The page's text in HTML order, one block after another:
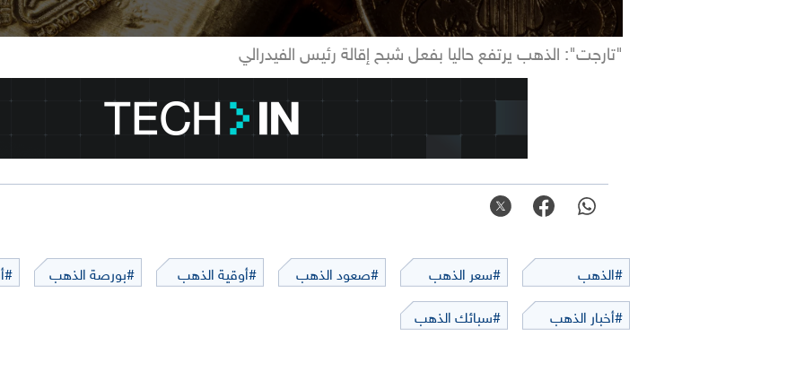
"تارجت": الذهب يرتفع حاليا بفعل شبح إقالة رئيس الفيدرالي
#الذهب #سعر الذهب #صعود الذهب #أوقية الذهب #بورصة الذهب
#أخبار الذهب
#سبائك الذهب